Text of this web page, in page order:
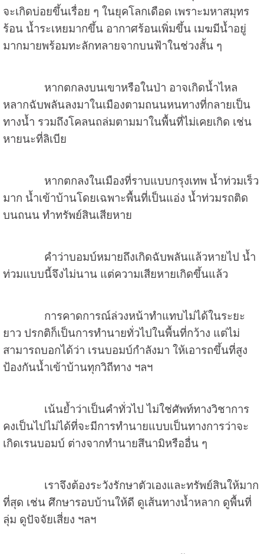
จะเกิดบ่อยขึ้นเรื่อย ๆ ในยุคโลกเดือด เพราะมหาสมุทร
ร้อน น้ำระเหยมากขึ้น อากาศร้อนเพิ่มขึ้น เมฆมีน้ำอยู่
มากมายพร้อมทะลักทลายจากบนฟ้าในช่วงสั้น ๆ
หากตกลงบนเขาหรือในป่า อาจเกิดน้ำไหล
หลากฉับพลันลงมาในเมืองตามถนนหนทางที่กลายเป็น
ทางน้ำ รวมถึงโคลนถล่มตามมาในพื้นที่ไม่เคยเกิด เช่น
หายนะที่ลิเบีย
หากตกลงในเมืองที่ราบแบบกรุงเทพ น้ำท่วมเร็ว
มาก น้ำเข้าบ้านโดยเฉพาะพื้นที่เป็นแอ่ง น้ำท่วมรถติด
บนถนน ทำทรัพย์สินเสียหาย
คำว่าบอมบ์หมายถึงเกิดฉับพลันแล้วหายไป น้ำ
ท่วมแบบนี้จึงไม่นาน แต่ความเสียหายเกิดขึ้นแล้ว
การคาดการณ์ล่วงหน้าทำแทบไม่ได้ในระยะ
ยาว ปรกติก็เป็นการทำนายทั่วไปในพื้นที่กว้าง แต่ไม่
สามารถบอกได้ว่า เรนบอมบ์กำลังมา ให้เอารถขึ้นที่สูง
ป้องกันน้ำเข้าบ้านทุกวิถีทาง ฯลฯ
เน้นย้ำว่าเป็นคำทั่วไป ไม่ใช่ศัพท์ทางวิชาการ
คงเป็นไปไม่ได้ที่จะมีการทำนายแบบเป็นทางการว่าจะ
เกิดเรนบอมบ์ ต่างจากทำนายสึนามิหรืออื่น ๆ
เราจึงต้องระวังรักษาตัวเองและทรัพย์สินให้มาก
ที่สุด เช่น ศึกษารอบบ้านให้ดี ดูเส้นทางน้ำหลาก ดูพื้นที่
ลุ่ม ดูปัจจัยเสี่ยง ฯลฯ